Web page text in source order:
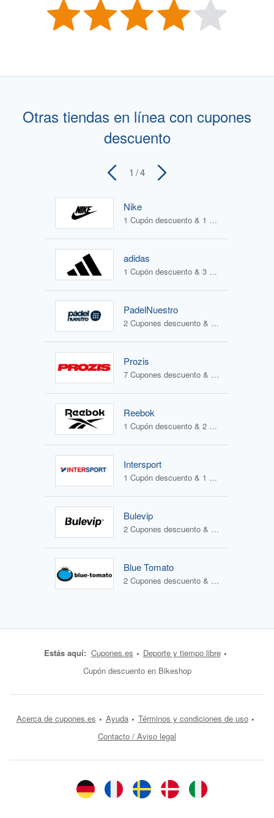
Otras tiendas en línea con cupones
descuento
1 / 4
Nike
1 Cupón descuento & 1 Oferta
adidas
1 Cupón descuento & 3 Ofertas
PadelNuestro
2 Cupones descuento & 2 Ofertas
Prozis
7 Cupones descuento & 0 Ofertas
Reebok
1 Cupón descuento & 2 Ofertas
Intersport
1 Cupón descuento & 1 Oferta
Bulevip
2 Cupones descuento & 2 Ofertas
Blue Tomato
2 Cupones descuento & 1 Oferta
Estás aquí: Cupones.es
Deporte y tiempo libre
Cupón descuento en Bikeshop
Acerca de cupones.es Ayuda
Términos y condiciones de uso
Contacto / Aviso legal